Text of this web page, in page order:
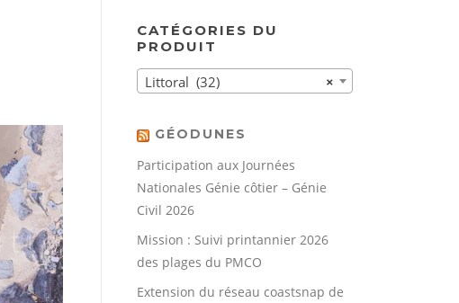
CATÉGORIES DU
PRODUIT
×
Littoral (32)
GÉODUNES
Participation aux Journées
Nationales Génie côtier – Génie
Civil 2026
Mission : Suivi printannier 2026
des plages du PMCO
Extension du réseau coastsnap de